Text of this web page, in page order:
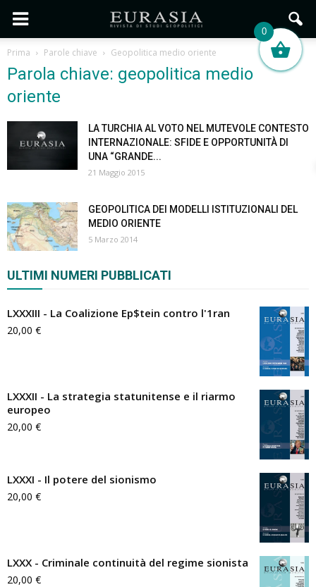
Prima Parole chiave Geopolitica medio oriente
Parola chiave: geopolitica medio
oriente
LA TURCHIA AL VOTO NEL MUTEVOLE CONTESTO
INTERNAZIONALE: SFIDE E OPPORTUNITÀ DI
UNA “GRANDE...
21 Maggio 2015
GEOPOLITICA DEI MODELLI ISTITUZIONALI DEL
MEDIO ORIENTE
5 Marzo 2014
ULTIMI NUMERI PUBBLICATI
LXXXIII - La Coalizione Ep$tein contro l'1ran
20,00 €
LXXXII - La strategia statunitense e il riarmo
europeo
20,00 €
LXXXI - Il potere del sionismo
20,00 €
LXXX - Criminale continuità del regime sionista
20,00 €
0